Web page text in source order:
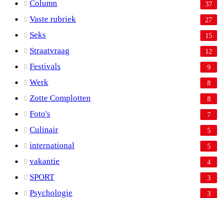
Column 37
Vaste rubriek 27
Seks 15
Straatvraag 12
Festivals 9
Werk 8
Zotte Complotten 8
Foto's 7
Culinair 5
international 5
vakantie 4
SPORT 3
Psychologie 3